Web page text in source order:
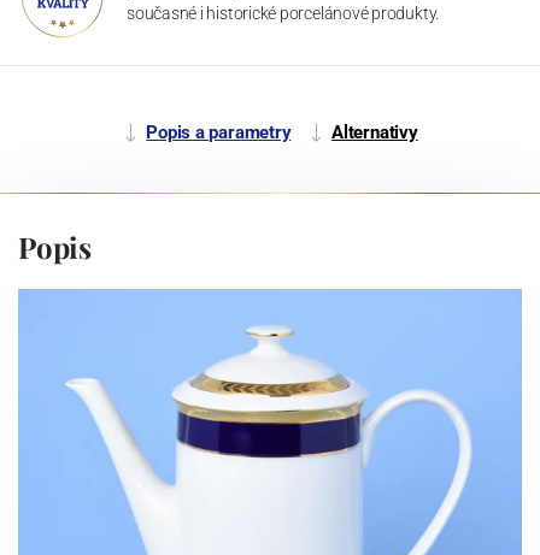
současné i historické porcelánové produkty.
Popis a parametry Alternativy
Popis